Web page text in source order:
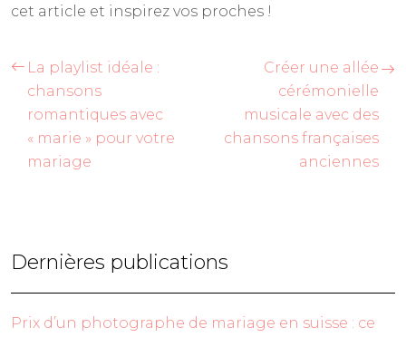
cet article et inspirez vos proches !
La playlist idéale :
chansons
romantiques avec
« marie » pour votre
mariage
Créer une allée
cérémonielle
musicale avec des
chansons françaises
anciennes
Dernières publications
Prix d’un photographe de mariage en suisse : ce